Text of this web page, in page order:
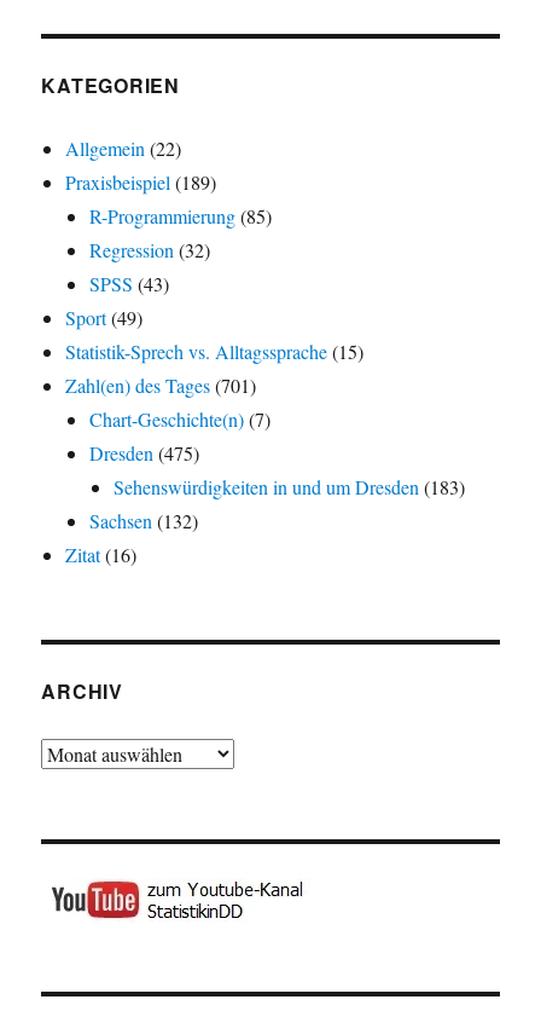
KATEGORIEN
Allgemein (22)
Praxisbeispiel (189)
R-Programmierung(85)
Regression (32)
SPSS (43)
Sport(49)
Statistik-Sprech vs. Alltagssprache(15)
Zahl(en) des Tages(701)
Chart-Geschichte(n)(7)
Dresden (475)
Sehenswürdigkeiten in und um Dresden (183)
Sachsen (132)
Zitat(16)
ARCHIV
Archiv